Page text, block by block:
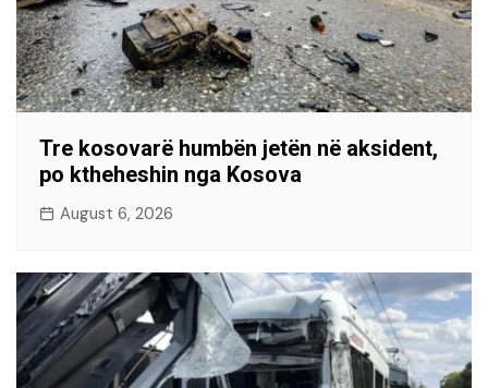
Tre kosovarë humbën jetën në aksident,
po ktheheshin nga Kosova
August 6, 2026